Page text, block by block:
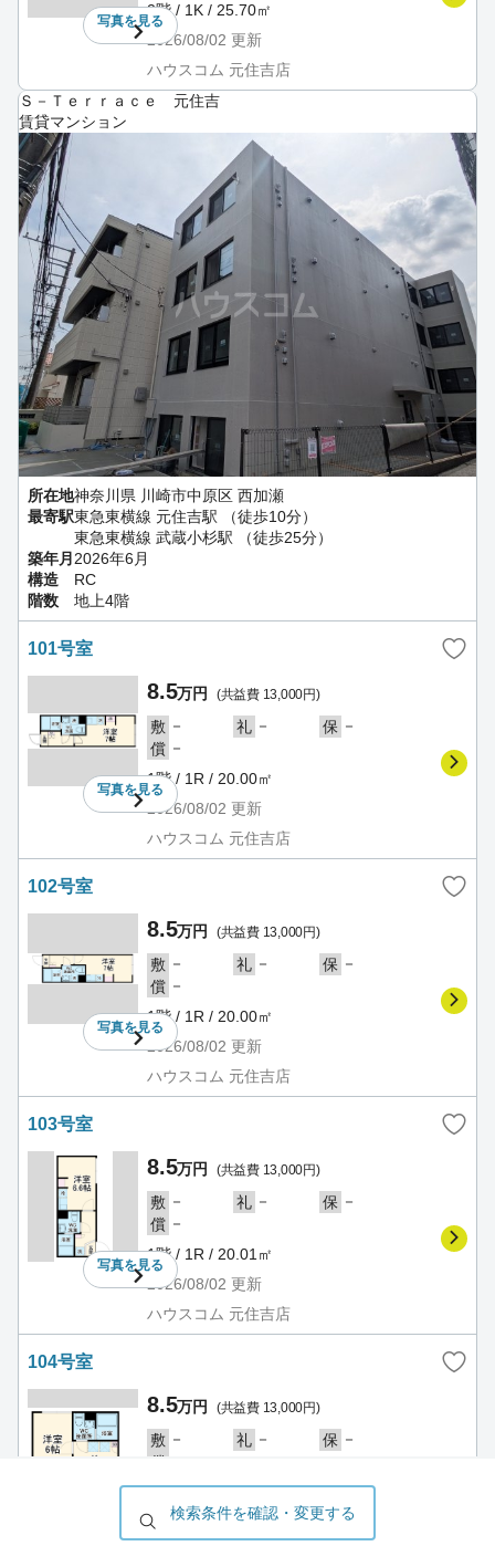
写真を見る
2階 / 1K / 25.70㎡
2026/08/02 更新
ハウスコム 元住吉店
Ｓ－Ｔｅｒｒａｃｅ 元住吉
賃貸マンション
所在地神奈川県 川崎市中原区 西加瀬
最寄駅東急東横線 元住吉駅 （徒歩10分）
東急東横線 武蔵小杉駅 （徒歩25分）
築年月 2026年6月
構造
RC
階数
地上4階
101号室
写真を見る
8.5万円 (共益費 13,000円)
敷 － 礼 － 保 －
償 －
1階 / 1R / 20.00㎡
2026/08/02 更新
ハウスコム 元住吉店
102号室
写真を見る
8.5万円 (共益費 13,000円)
敷 － 礼 － 保 －
償 －
1階 / 1R / 20.00㎡
2026/08/02 更新
ハウスコム 元住吉店
103号室
写真を見る
8.5万円 (共益費 13,000円)
敷 － 礼 － 保 －
償 －
1階 / 1R / 20.01㎡
2026/08/02 更新
ハウスコム 元住吉店
104号室
8.5万円 (共益費 13,000円)
敷 － 礼 － 保 －
償
1階 / 1K / 20.02㎡
2026/08/02 更新
検索条件を確認・変更する